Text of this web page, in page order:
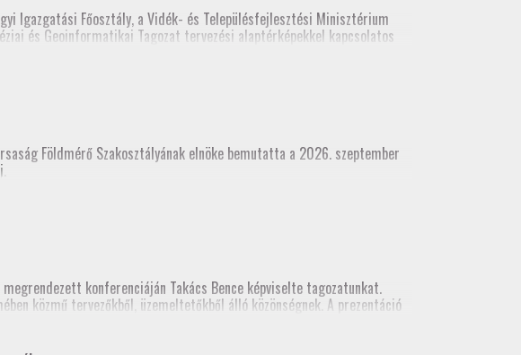
Igazgatási Főosztály, a Vidék- és Településfejlesztési Minisztérium
és Geoinformatikai Tagozat tervezési alaptérképekkel kapcsolatos
előadást a tervezési alaptérképekről. A legutolsó előadás
kormányhivatal (építési és földhivatali területről), építész kamara
(építési és földhivatali területről), építész kamara részvételével
fő földhivatali munkatárs részvételével)
Földmérő Szakosztályának elnöke bemutatta a 2026. szeptember
konferenciáján Takács Bence képviselte tagozatunkat.
közmű tervezőkből, üzemeltetőkből álló közönségnek. A prezentáció